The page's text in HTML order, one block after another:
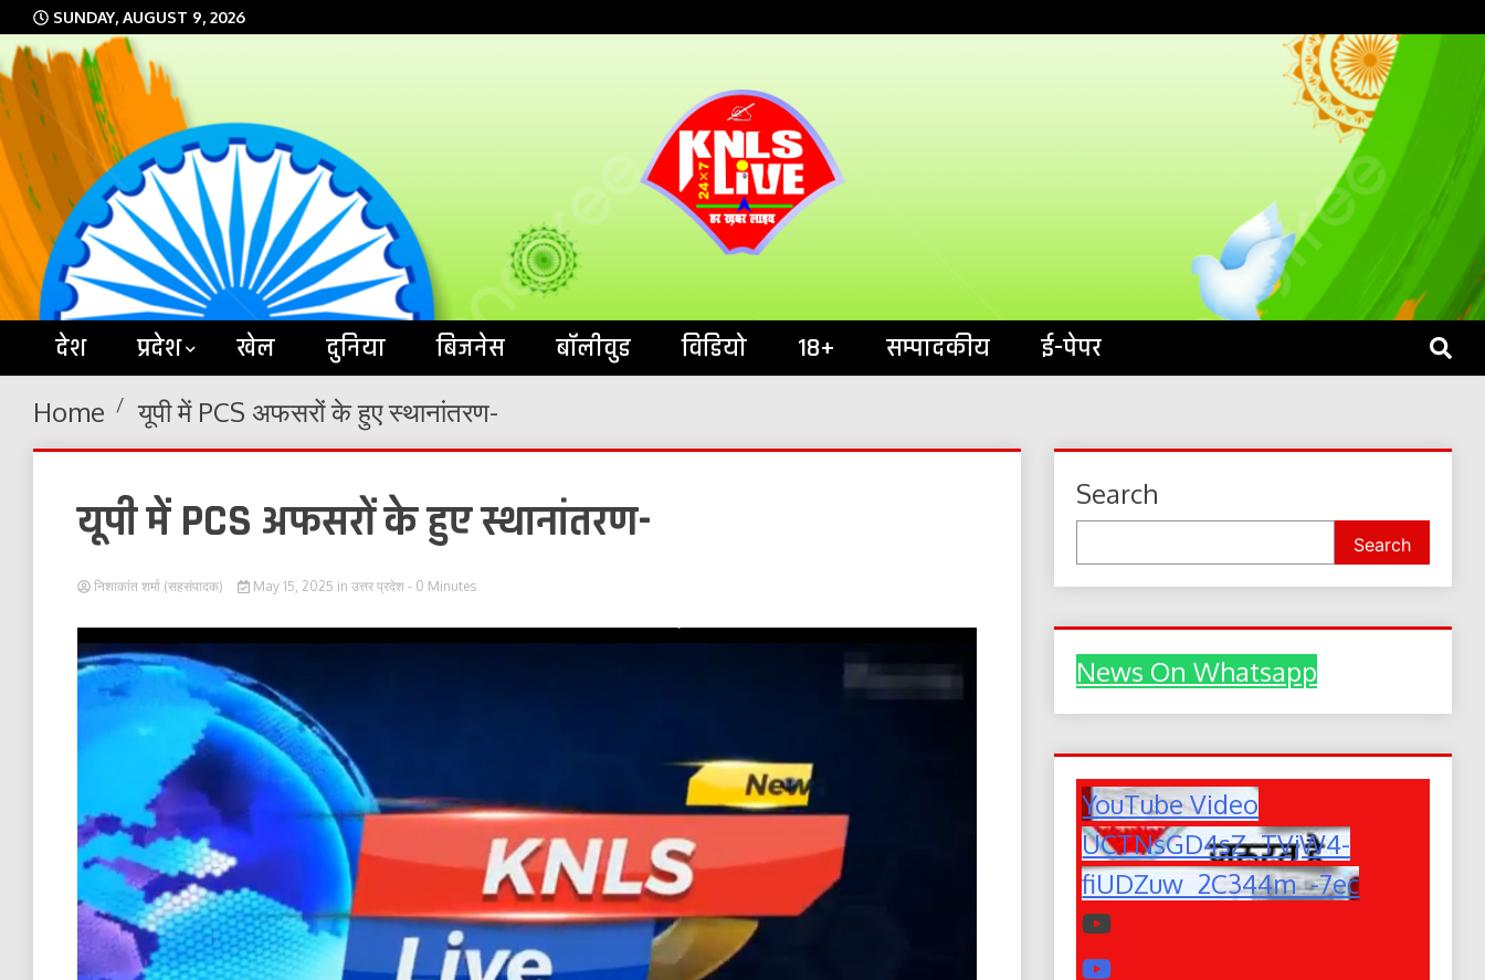
Skip
to
content
SUNDAY, AUGUST 9, 2026
KNLS LIVE
देश प्रदेश खेल दुनिया बिजनेस बॉलीवुड विडियो 18+ सम्पादकीय ई-पेपर
Home यूपी में PCS अफसरों के हुए स्थानांतरण-
यूपी में PCS अफसरों के हुए स्थानांतरण-
निशाकांत शर्मा (सहसंपादक) May 15, 2025 in उत्तर प्रदेश - 0 Minutes
Search
Search
News On Whatsapp
YouTube Video
UCTNsGD4sZ_TVjW4-
fiUDZuw_2C344m_-7ec